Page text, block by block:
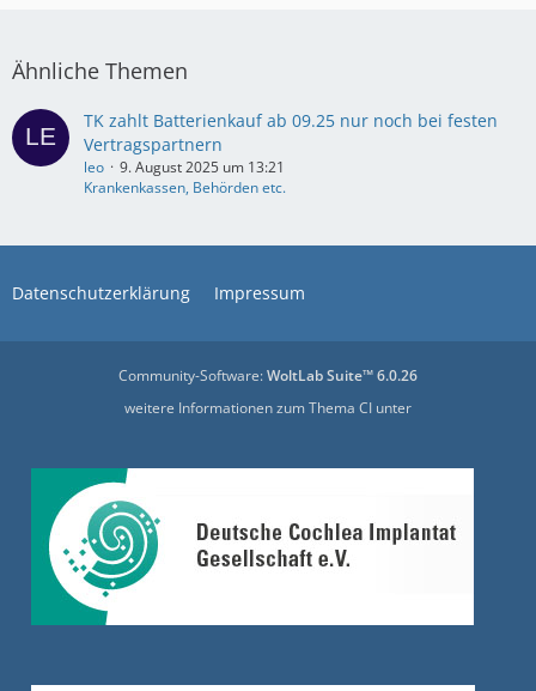
Ähnliche Themen
TK zahlt Batterienkauf ab 09.25 nur noch bei festen
Vertragspartnern
leo
9. August 2025 um 13:21
Krankenkassen, Behörden etc.
Datenschutzerklärung Impressum
Community-Software:WoltLab Suite™ 6.0.26
weitere Informationen zum Thema CI unter